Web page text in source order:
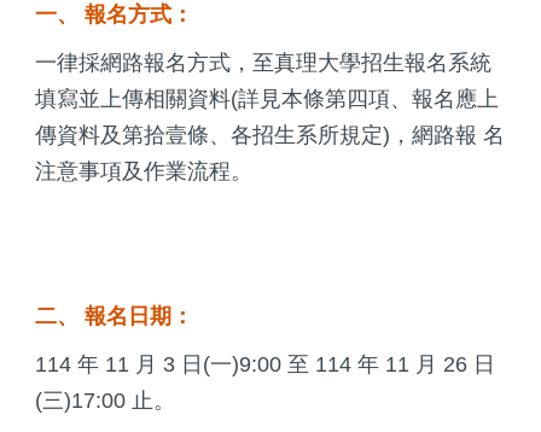
一、 報名方式：
一律採網路報名方式，至真理大學招生報名系統
填寫並上傳相關資料(詳見本條第四項、報名應上
傳資料及第拾壹條、各招生系所規定)，網路報 名
注意事項及作業流程。
二、 報名日期：
114 年 11 月 3 日(一)9:00 至 114 年 11 月 26 日
(三)17:00 止。